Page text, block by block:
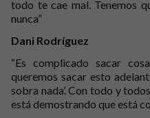
todo te cae mal. Tenemos
nunca”
Dani Rodríguez
“Es complicado sacar
queremos sacar esto
sobra nada’. Con todo y
está demostrando que está